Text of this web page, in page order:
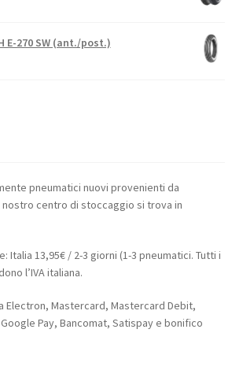
E-270 SW (ant./post.)
pneumatici nuovi provenienti da
centro di stoccaggio si trova in
Italia 13,95€ / 2-3 giorni (1-3 pneumatici. Tutti i
l’IVA italiana.
Electron, Mastercard, Mastercard Debit,
Pay, Bancomat, Satispay e bonifico